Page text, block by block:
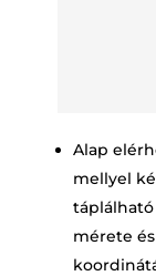
Alap
mellyel
mérete